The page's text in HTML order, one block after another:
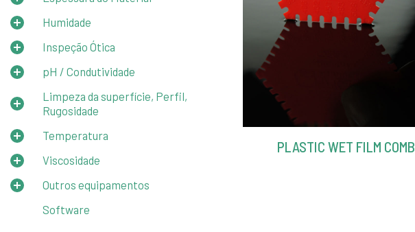
Humidade
Inspeção Ótica
pH / Condutividade
Limpeza da superfície, Perfil,
Rugosidade
Temperatura
Viscosidade
Outros equipamentos
Software
PLASTIC WET FILM COMB